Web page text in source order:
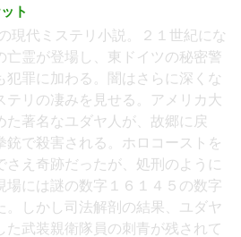
ト
現代ミステリ小説。２１世紀にな
亡霊が登場し、東ドイツの秘密警
犯罪に加わる。闇はさらに深くな
テリの凄みを見せる。アメリカ大
た著名なユダヤ人が、故郷に戻
銃で殺害される。ホロコーストを
さえ奇跡だったが、処刑のように
場には謎の数字１６１４５の数字
。しかし司法解剖の結果、ユダヤ
た武装親衛隊員の刺青が残されて